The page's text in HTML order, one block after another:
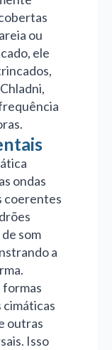
ou
ele
ondas
coerentes
som
a
formas
outras
Isso